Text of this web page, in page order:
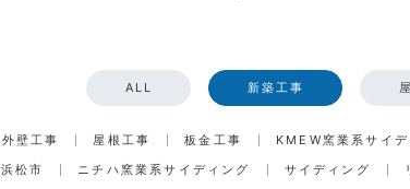
ALL 新築工事
外壁工事 屋根工事 板金工事 KMEW窯業系サイデ
浜松市
ニチハ窯業系サイディング サイディング